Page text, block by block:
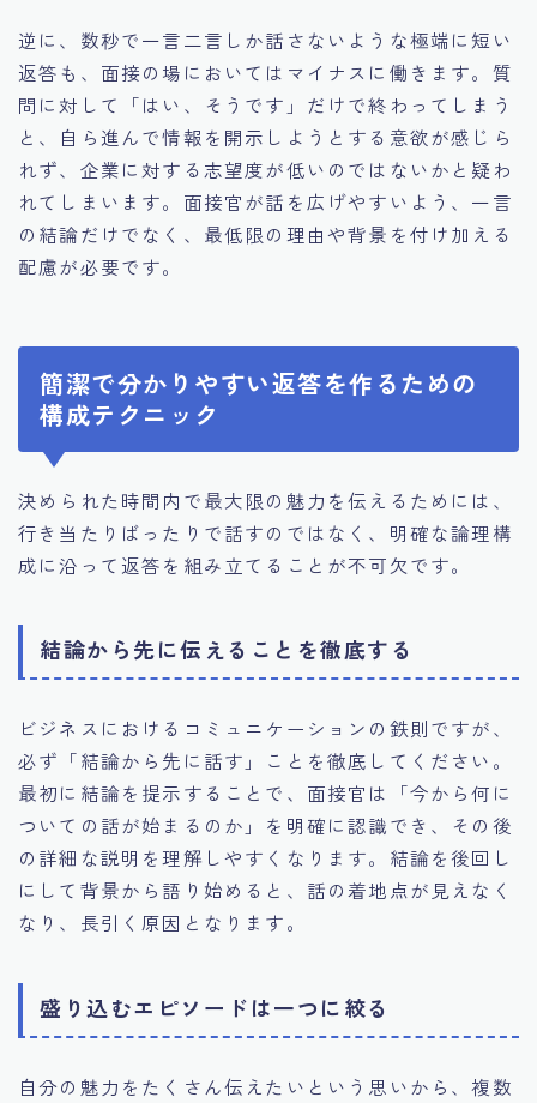
逆に、数秒で一言二言しか話さないような極端に短い
返答も、面接の場においてはマイナスに働きます。質
問に対して「はい、そうです」だけで終わってしまう
と、自ら進んで情報を開示しようとする意欲が感じら
れず、企業に対する志望度が低いのではないかと疑わ
れてしまいます。面接官が話を広げやすいよう、一言
の結論だけでなく、最低限の理由や背景を付け加える
配慮が必要です。
簡潔で分かりやすい返答を作るための
構成テクニック
決められた時間内で最大限の魅力を伝えるためには、
行き当たりばったりで話すのではなく、明確な論理構
成に沿って返答を組み立てることが不可欠です。
結論から先に伝えることを徹底する
ビジネスにおけるコミュニケーションの鉄則ですが、
必ず「結論から先に話す」ことを徹底してください。
最初に結論を提示することで、面接官は「今から何に
ついての話が始まるのか」を明確に認識でき、その後
の詳細な説明を理解しやすくなります。結論を後回し
にして背景から語り始めると、話の着地点が見えなく
なり、長引く原因となります。
盛り込むエピソードは一つに絞る
自分の魅力をたくさん伝えたいという思いから、複数